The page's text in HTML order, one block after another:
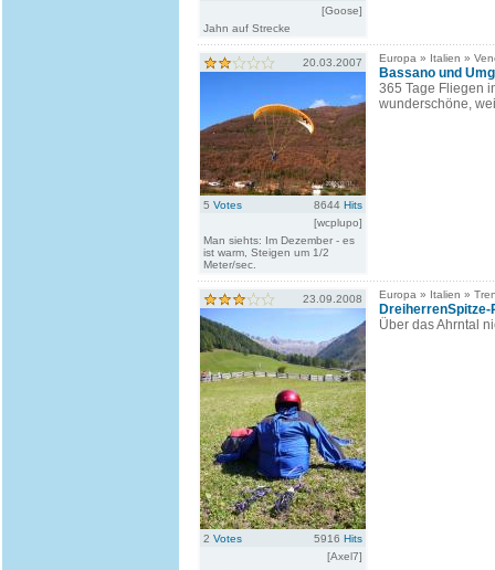
[Goose]
Jahn auf Strecke
20.03.2007
5 Votes 8644 Hits
[wcplupo]
Man siehts: Im Dezember - es
ist warm, Steigen um 1/2
Meter/sec.
Europa » Italien »
Bassano und
365 Tage Fliegen
wunderschöne,
23.09.2008
2 Votes 5916 Hits
[Axel7]
Europa » Italien »
Über das Ahrntal